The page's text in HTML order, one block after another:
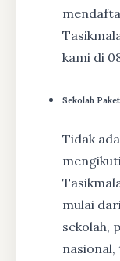
kami di
Sekolah
Tidak
mulai
sekolah,